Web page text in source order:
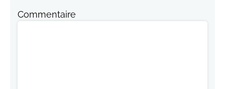
Commentaire